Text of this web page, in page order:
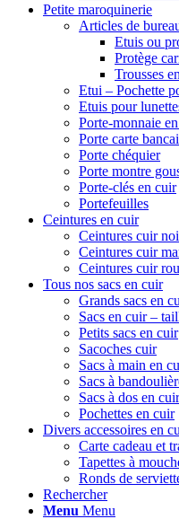
Petite maroquinerie
Articles de
Etuis ou
Protège
Trousses
Etui – Pochette
Etuis pour
Porte-monnaie
Porte carte
Porte chéquier
Porte montre
Porte-clés en cuir
Portefeuilles
Ceintures en cuir
Ceintures cuir
Ceintures cuir
Ceintures cuir
Tous nos sacs en cuir
Grands sacs en
Sacs en cuir –
Petits sacs en cuir
Sacoches cuir
Sacs à main en
Sacs à
Sacs à dos en cuir
Pochettes en cuir
Divers accessoires en
Carte cadeau et
Tapettes à
Ronds de
Rechercher
Menu Menu